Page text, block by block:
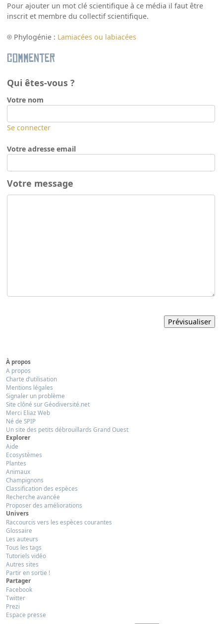
Pour ajouter un mot clé scientifique à ce média il faut être
inscrit et membre du collectif scientifique.
Phylogénie : Lamiacées ou labiacées
Commenter
Qui êtes-vous ?
Votre nom
Se connecter
Votre adresse email
Votre message
À propos
A propos
Charte d’utilisation
Mentions légales
Signaler un problème
Site clôné sur Géodiversité.net
Merci Eliaz Web
Né de SPIP
Un site des petits débrouillards Grand Ouest
Explorer
Aide
Ecosystèmes
Plantes
Animaux
Champignons
Classification des espèces
Recherche avancée
Proposer des améliorations
Univers
Raccourcis vers les espèces courantes
Glossaire
Les auteurs
Tous les tags
Tutoriels vidéo
Autres sites
Partir en sortie !
Partager
Facebook
Twitter
Prezi
Espace presse